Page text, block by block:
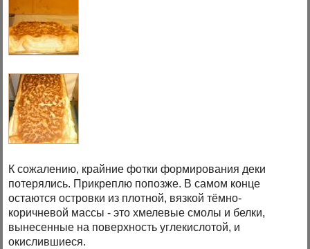
К сожалению, крайние фотки формирования деки
потерялись. Прикреплю попозже. В самом конце
остаются островки из плотной, вязкой тёмно-
коричневой массы - это хмелевые смолы и белки,
вынесенные на поверхность углекислотой, и
окислившиеся.